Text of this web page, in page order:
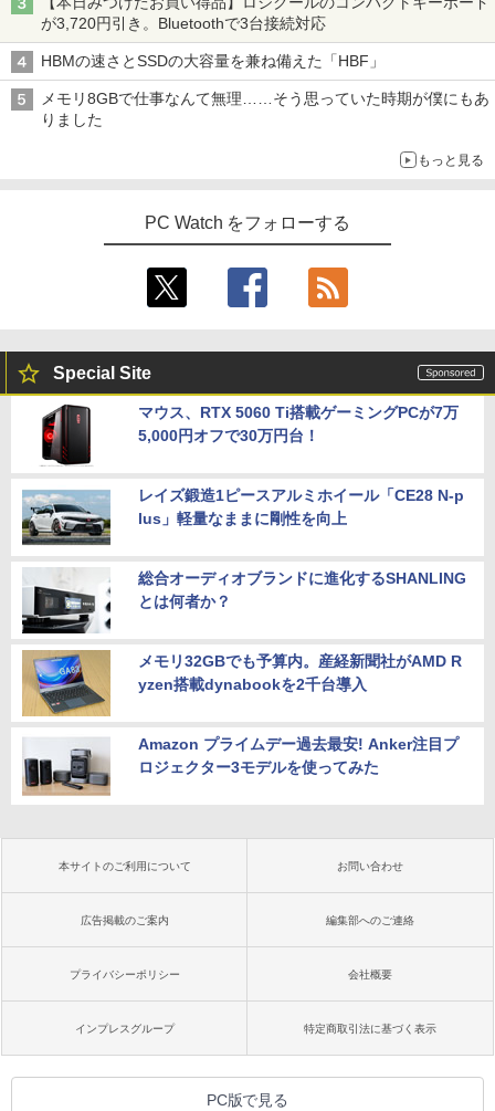
が3,720円引き。Bluetoothで3台接続対応
HBMの速さとSSDの大容量を兼ね備えた「HBF」
メモリ8GBで仕事なんて無理……そう思っていた時期が僕にもあ
りました
もっと見る
PC Watch をフォローする
Special Site
マウス、RTX 5060 Ti搭載ゲーミングPCが7万
5,000円オフで30万円台！
レイズ鍛造1ピースアルミホイール「CE28 N-p
lus」軽量なままに剛性を向上
総合オーディオブランドに進化するSHANLING
とは何者か？
メモリ32GBでも予算内。産経新聞社がAMD R
yzen搭載dynabookを2千台導入
Amazon プライムデー過去最安! Anker注目プ
ロジェクター3モデルを使ってみた
本サイトのご利用について お問い合わせ
広告掲載のご案内 編集部へのご連絡
プライバシーポリシー 会社概要
インプレスグループ 特定商取引法に基づく表示
PC版で見る